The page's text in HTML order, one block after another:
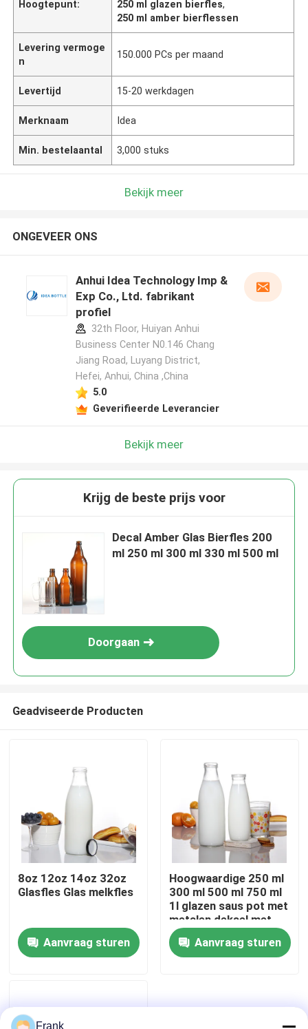
Thuis
Over ons
Hoogtepunt:
250 ml glazen bierfles,
250 ml amber bierflessen
Levering vermoge
n
150.000 PCs per maand
Levertijd 15-20 werkdagen
Merknaam Idea
Min. bestelaantal 3,000 stuks
Bekijk meer
ONGEVEER ONS
Anhui Idea Technology Imp &
Exp Co., Ltd. fabrikant
profiel
32th Floor, Huiyan Anhui
Business Center N0.146 Chang
Jiang Road, Luyang District,
Hefei, Anhui, China ,China
5.0
Geverifieerde Leverancier
Bekijk meer
Krijg de beste prijs voor
Decal Amber Glas Bierfles 200
ml 250 ml 300 ml 330 ml 500 ml
Doorgaan
Geadviseerde Producten
8oz 12oz 14oz 32oz
Glasfles Glas melkfles
Aanvraag sturen
Hoogwaardige 250 ml
300 ml 500 ml 750 ml
1l glazen saus pot met
metalen deksel met
plastic deksel
Aanvraag sturen
Frank